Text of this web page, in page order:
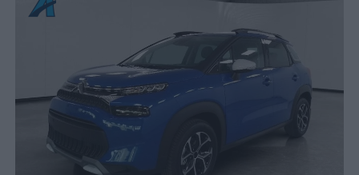
Servizi
Fiat